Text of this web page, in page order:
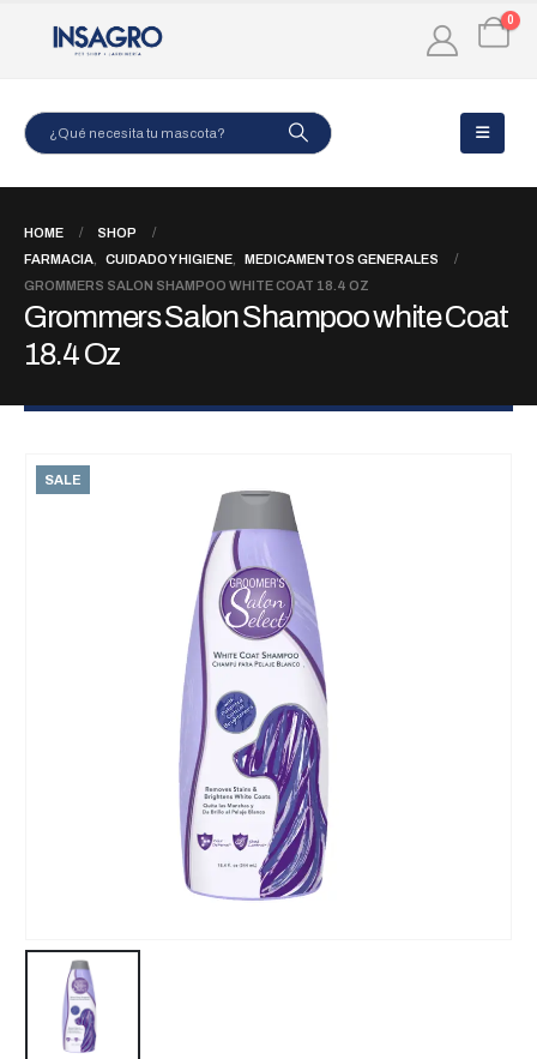
0
HOME
SHOP
FARMACIA
CUIDADO Y HIGIENE
MEDICAMENTOS GENERALES
GROMMERS SALON SHAMPOO WHITE COAT 18.4 OZ
Grommers Salon Shampoo white Coat
18.4 Oz
SALE